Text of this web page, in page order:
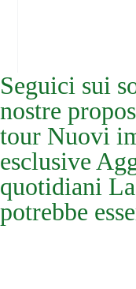
Seguici sui
nostre
tour Nuovi
esclusive
quotidiani
potrebbe